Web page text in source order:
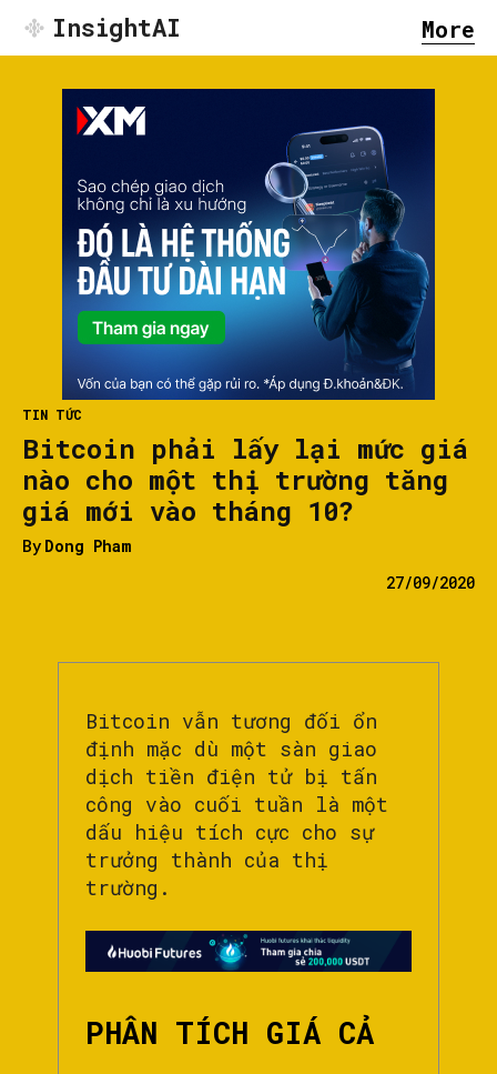
InsightAI More
TIN TỨC
Bitcoin phải lấy lại mức giá
nào cho một thị trường tăng
giá mới vào tháng 10?
By Dong Pham
27/09/2020
Bitcoin vẫn tương đối ổn
định mặc dù một sàn giao
dịch tiền điện tử bị tấn
công vào cuối tuần là một
dấu hiệu tích cực cho sự
trưởng thành của thị
trường.
PHÂN TÍCH GIÁ CẢ